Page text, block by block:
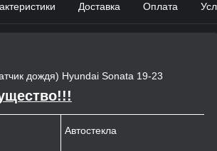
Доставка Оплата
дождя) Hyundai Sonata 19-23
Автостекла